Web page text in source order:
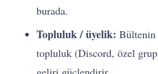
burada.
Topluluk / üyelik: Bültenin
topluluk (Discord, özel